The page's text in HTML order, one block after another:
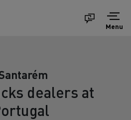
Menu
dealers at